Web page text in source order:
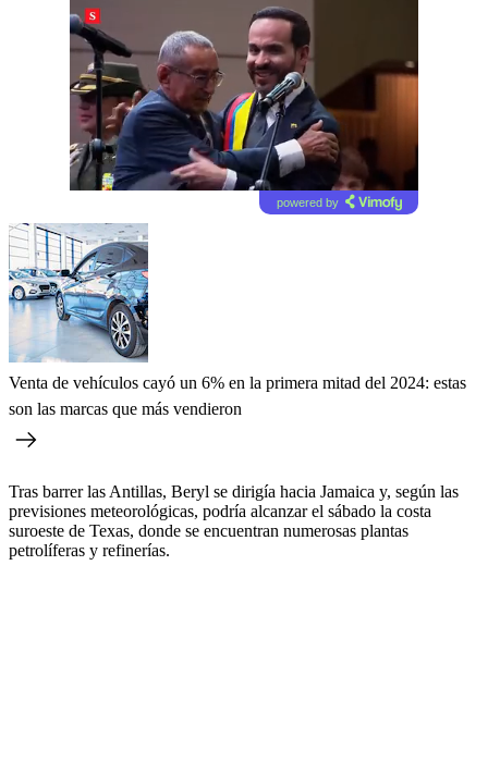
powered by
Venta de vehículos cayó un 6% en la primera mitad del 2024: estas
son las marcas que más vendieron
Tras barrer las Antillas, Beryl se dirigía hacia Jamaica y, según las
previsiones meteorológicas, podría alcanzar el sábado la costa
suroeste de Texas, donde se encuentran numerosas plantas
petrolíferas y refinerías.